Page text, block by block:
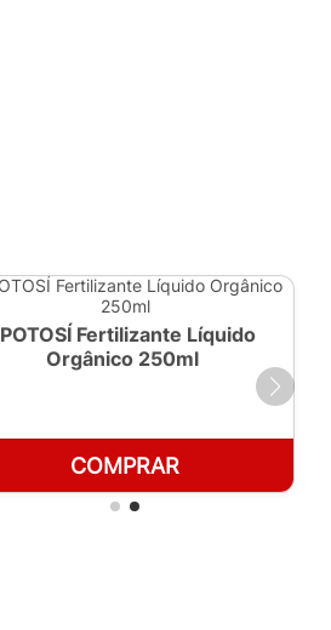
POTOSÍ Fertilizante Líquido
Orgânico 250ml
COMPRAR